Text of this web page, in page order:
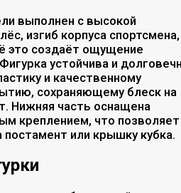
выполнен с высокой
изгиб корпуса спортсмена,
это создаёт ощущение
устойчива и
и качественному
сохраняющему блеск на
Нижняя часть оснащена
креплением, что позволяет
постамент или крышку кубка.